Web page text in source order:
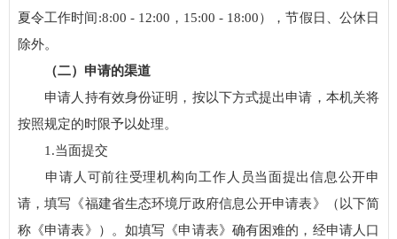
夏令工作时间:8:00 - 12:00，15:00 - 18:00），节假日、公休日
除外。
（二）申请的渠道
申请人持有效身份证明，按以下方式提出申请，本机关将
按照规定的时限予以处理。
1.当面提交
申请人可前往受理机构向工作人员当面提出信息公开申
请，填写《福建省生态环境厅政府信息公开申请表》（以下简
称《申请表》）。如填写《申请表》确有困难的，经申请人口